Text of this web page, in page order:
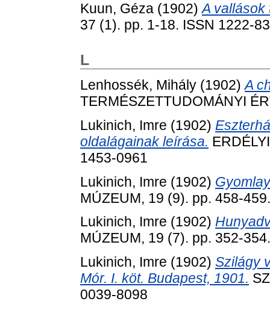
Kuun, Géza (1902)A vallások
37 (1). pp. 1-18. ISSN 1222-
L
Lenhossék, Mihály (1902)A
TERMÉSZETTUDOMÁNYI
Lukinich, Imre (1902)
oldalágainak leírása.
1453-0961
Lukinich, Imre (1902)
MÚZEUM, 19 (9). pp. 458-
Lukinich, Imre (1902)
MÚZEUM, 19 (7). pp. 352-
Lukinich, Imre (1902) Szilágy
Mór. I. köt. Budapest, 1901.
0039-8098